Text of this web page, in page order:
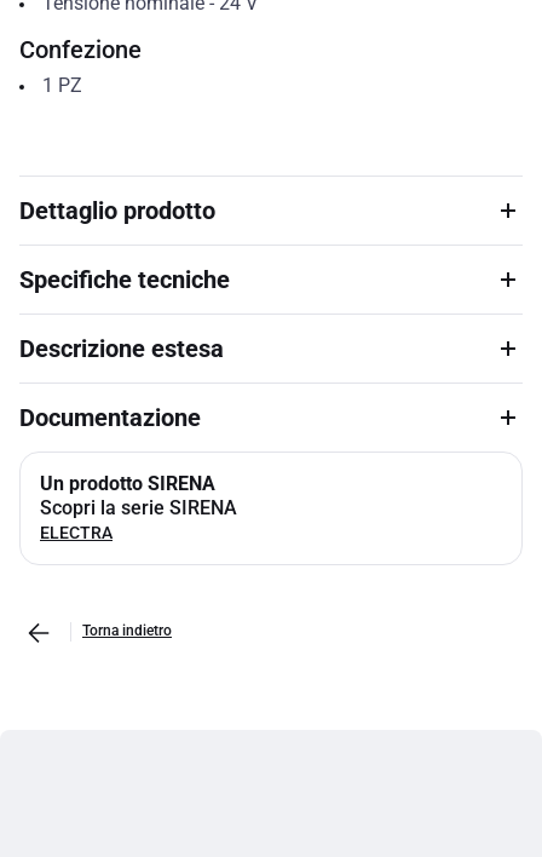
Confezione
1 PZ
Dettaglio prodotto
Specifiche tecniche
Descrizione estesa
Documentazione
Un prodotto SIRENA
Scopri la serie SIRENA
ELECTRA
Torna indietro